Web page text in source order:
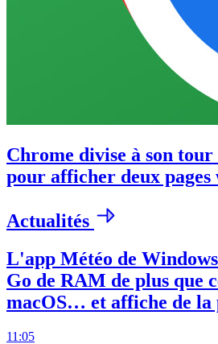
Chrome divise à son tour
pour afficher deux pages
Actualités
L'app Météo de Windows
Go de RAM de plus que
macOS… et affiche de la
11:05